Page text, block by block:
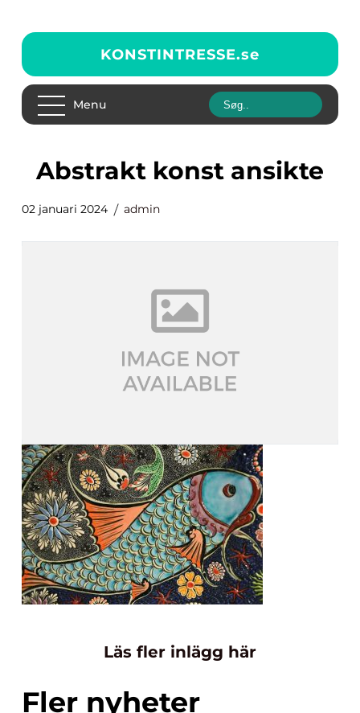
KONSTINTRESSE.se
Menu
abstrakt konst ansikte
02 januari 2024 admin
Läs fler inlägg här
Fler nyheter